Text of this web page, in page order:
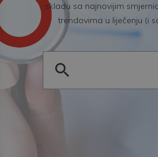
skladu sa najnovijim
trendovima u liječenju (i